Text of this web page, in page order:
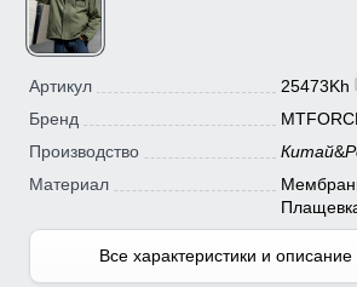
Артикул
25473Kh
Бренд
Производство
Китай&
Материал
Тефлон
Все характеристики и описание